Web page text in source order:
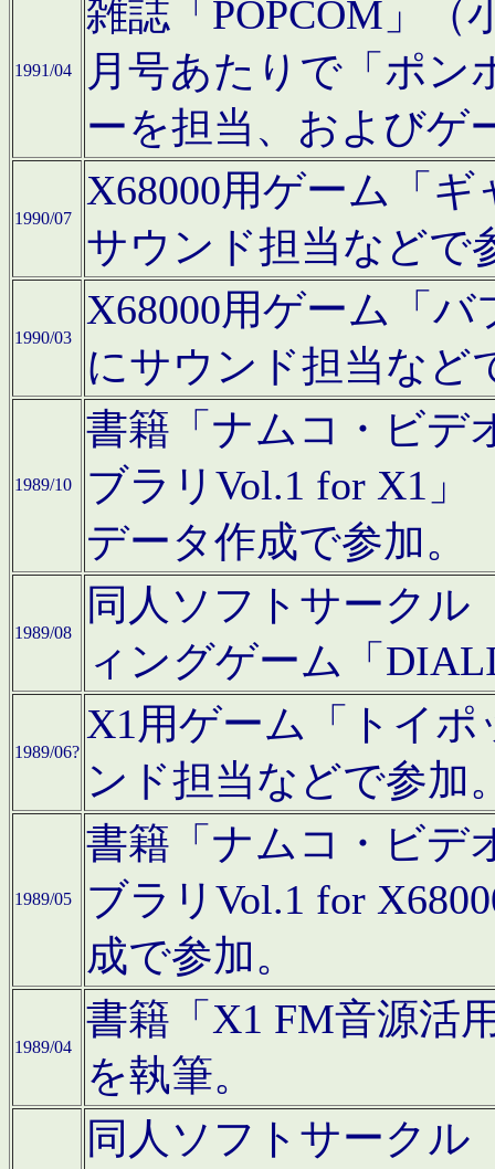
1991/04
雑誌「POPCOM」（
月号あたりで「ポン
ーを担当、およびゲ
1990/07
X68000用ゲーム「
サウンド担当などで
1990/03
X68000用ゲーム「
にサウンド担当など
1989/10
書籍「ナムコ・ビデ
ブラリVol.1 for X1」
データ作成で参加。
1989/08
同人ソフトサークル
ィングゲーム「
1989/06?
X1用ゲーム「トイ
ンド担当などで参加
1989/05
書籍「ナムコ・ビデ
ブラリVol.1 for
成で参加。
1989/04
書籍「X1 FM音源活
を執筆。
同人ソフトサークル